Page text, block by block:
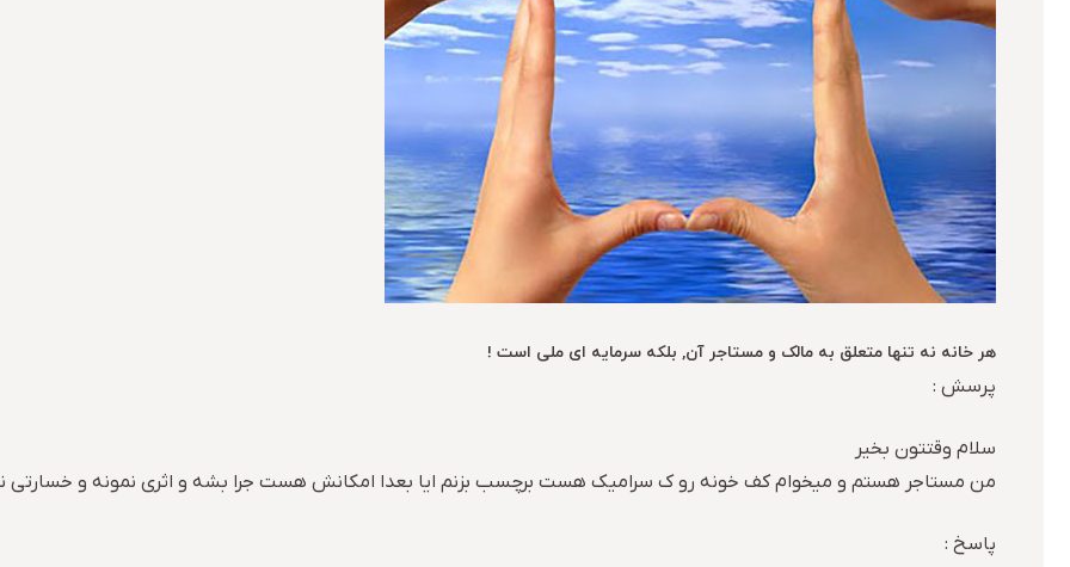
هر خانه نه تنها متعلق به مالک و مستاجر آن, بلکه سرمایه ای ملی است !
پرسش :
سلام وقتتون بخیر
من مستاجر هستم و میخوام کف خونه رو ک سرامیک هست برچسب بزنم ایا بعدا امکانش هست جرا بشه و اثری نمونه و خسارتی
پاسخ :